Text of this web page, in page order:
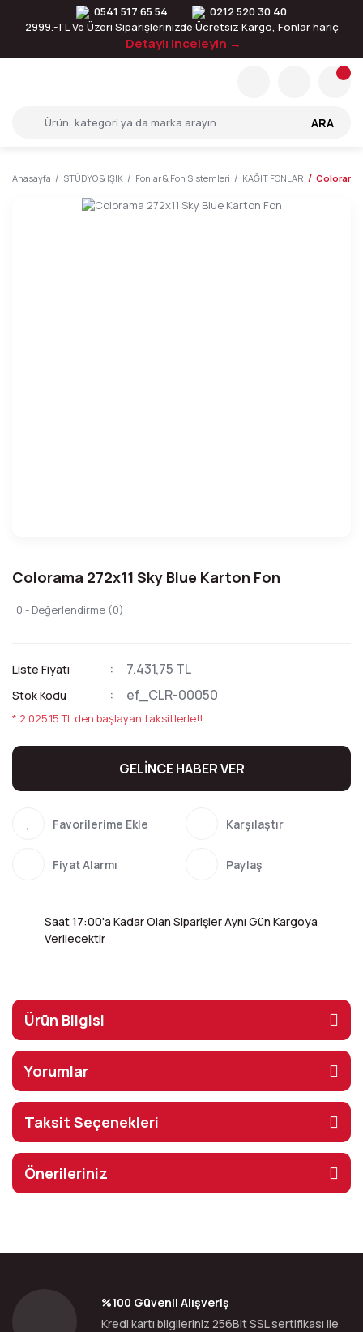
0541 517 65 54
0212 520 30 40
2999.-TL Ve Üzeri Siparişlerinizde Ücretsiz Kargo, Fonlar hariç
Detaylı inceleyin →
ARA
Anasayfa STÜDYO & IŞIK Fonlar & Fon Sistemleri KAĞIT FONLAR Colorama
Colorama 272x11 Sky Blue Karton Fon
0 - Değerlendirme (0)
Liste Fiyatı 7.431,75 TL
Stok Kodu ef_CLR-00050
* 2.025,15 TL den başlayan taksitlerle!!
GELİNCE HABER VER
Karşılaştır
Fiyat Alarmı Paylaş
Saat 17:00'a Kadar Olan Siparişler Aynı Gün Kargoya
Verilecektir
Ürün Bilgisi
Yorumlar
Taksit Seçenekleri
Önerileriniz
%100 Güvenli Alışveriş
Kredi kartı bilgileriniz 256Bit SSL sertifikası ile